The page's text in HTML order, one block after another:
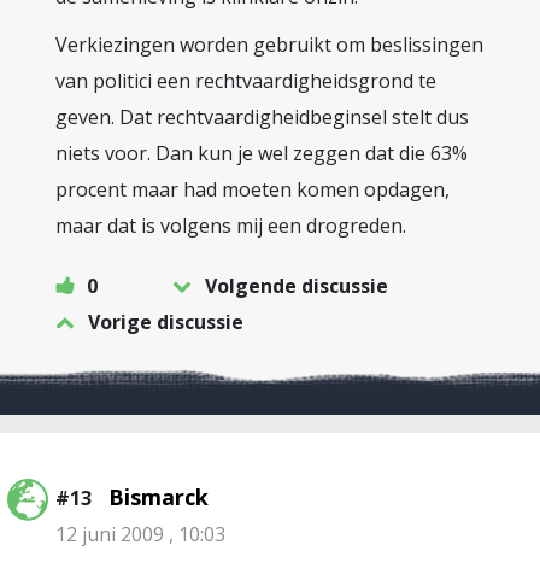
Verkiezingen worden gebruikt om beslissingen
van politici een rechtvaardigheidsgrond te
geven. Dat rechtvaardigheidbeginsel stelt dus
niets voor. Dan kun je wel zeggen dat die 63%
procent maar had moeten komen opdagen,
maar dat is volgens mij een drogreden.
0
Volgende discussie
Vorige discussie
#13 Bismarck
12 juni 2009 , 10:03